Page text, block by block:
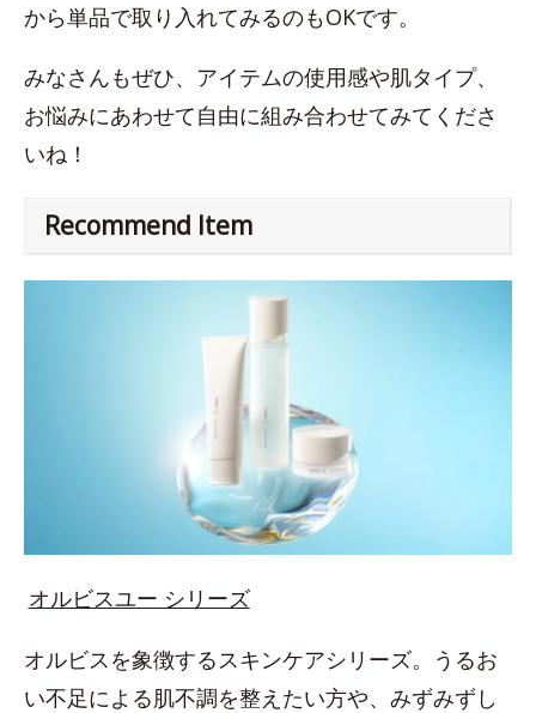
から単品で取り入れてみるのもOKです。
みなさんもぜひ、アイテムの使用感や肌タイプ、
お悩みにあわせて自由に組み合わせてみてくださ
いね！
Recommend Item
オルビスユー シリーズ
オルビスを象徴するスキンケアシリーズ。うるお
い不足による肌不調を整えたい方や、みずみずし